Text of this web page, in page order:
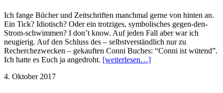
Ich fange Bücher und Zeitschriften manchmal gerne von hinten an.
Ein Tick? Idiotisch? Oder ein trotziges, symbolisches gegen-den-
Strom-schwimmen? I don’t know. Auf jeden Fall aber war ich
neugierig. Auf den Schluss des – selbstverständlich nur zu
Recherchezwecken – gekauften Conni Buches: “Conni ist wütend”.
Ich hatte es Euch ja angedroht. [weiterlesen…]
4. Oktober 2017